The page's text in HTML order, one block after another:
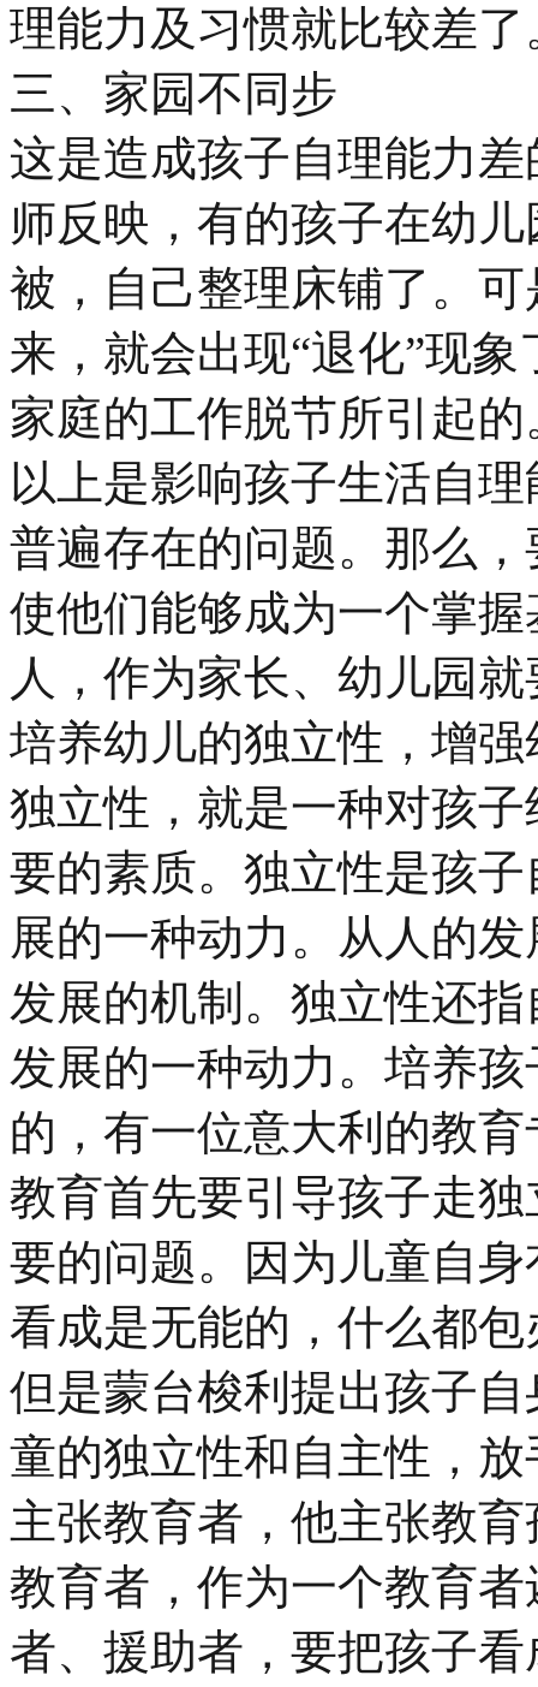
理能力及习惯就比较差了
三、家园不同步
这是造成孩子自理能力
师反映，有的孩子在幼
被，自己整理床铺了。
来，就会出现“退化”现
家庭的工作脱节所引起的
以上是影响孩子生活自
普遍存在的问题。那么
使他们能够成为一个掌
人，作为家长、幼儿园
培养幼儿的独立性，增
独立性，就是一种对孩
要的素质。独立性是孩子
展的一种动力。从人的
发展的机制。独立性还
发展的一种动力。培养
的，有一位意大利的教
教育首先要引导孩子走
要的问题。因为儿童自
看成是无能的，什么都
但是蒙台梭利提出孩子
童的独立性和自主性，
主张教育者，他主张教
教育者，作为一个教育
者、援助者，要把孩子